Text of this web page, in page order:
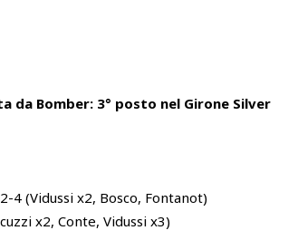
da Bomber: 3° posto nel Girone Silver
4 (Vidussi x2, Bosco, Fontanot)
x2, Conte, Vidussi x3)